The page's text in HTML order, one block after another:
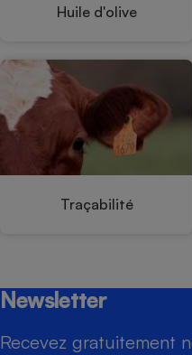
Huile d'olive
Traçabilité
Newsletter
Recevez gratuitement